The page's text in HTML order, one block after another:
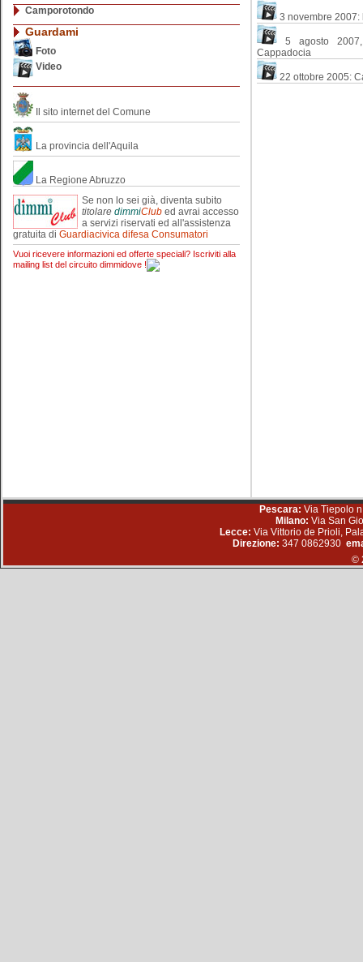
Camporotondo
Guardami
Foto
Video
Il sito internet del Comune
La provincia dell'Aquila
La Regione Abruzzo
Se non lo sei già, diventa subito
titolare dimmiClub ed avrai accesso
a servizi riservati ed all'assistenza
gratuita di Guardiacivica difesa Consumatori
Vuoi ricevere informazioni ed offerte speciali? Iscriviti alla
mailing list del circuito dimmidove !
3 novembre
5 agosto
Cappadocia
22 ottobre 2005:
Pescara: Via Tiepolo
Milano: Via San
Lecce: Via Vittorio de Prioli,
Direzione: 347 0862930
©